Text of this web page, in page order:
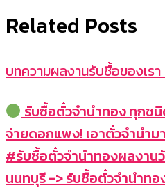
Related Posts
บทความผลงานรับซื้อของเร
รับซื้อตั๋วจำนำทอง ทุกช
จ่ายดอกแพง! เอาตั๋วจำนำม
#รับซื้อตั๋วจำนำทองผลงาน
นนทบุรี -> รับซื้อตั๋วจำนำท